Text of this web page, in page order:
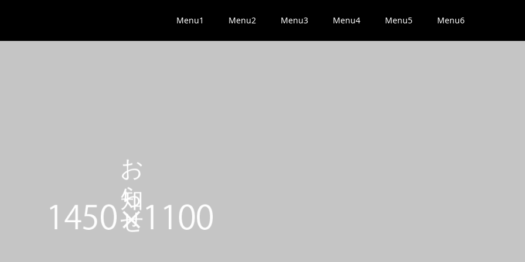
Menu1 Menu2 Menu3 Menu4 Menu5 Menu6
お知らせ